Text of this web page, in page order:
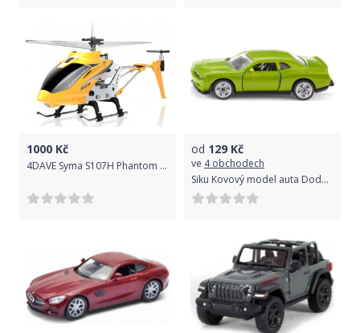
1000 Kč
4DAVE Syma S107H Phantom - ultra odolný vrtulník s barometrem - žlutý
od 129 Kč
ve 4 obchodech
Siku Kovový model auta Dodge Challenger SRT Hellcat